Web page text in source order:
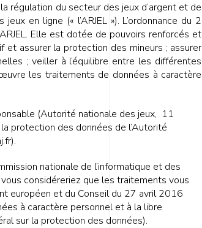
régulation du secteur des jeux d’argent et de
en ligne (« l’ARJEL »). L’ordonnance du 2
Elle est dotée de pouvoirs renforcés et
assurer la protection des mineurs ; assurer
; veiller à l’équilibre entre les différentes
les traitements de données à caractère
(Autorité nationale des jeux, 11
protection des données de l’Autorité
nationale de l’informatique et des
considéreriez que les traitements vous
européen et du Conseil du 27 avril 2016
à caractère personnel et à la libre
sur la protection des données).